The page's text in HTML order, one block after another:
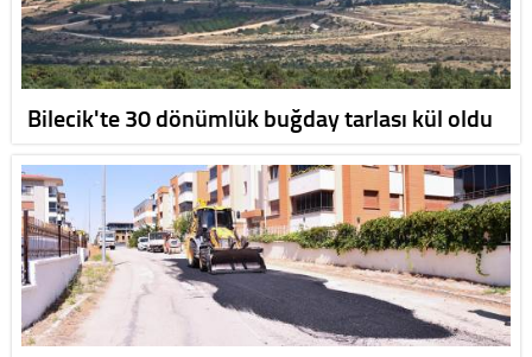
Bilecik'te 30 dönümlük buğday tarlası kül oldu